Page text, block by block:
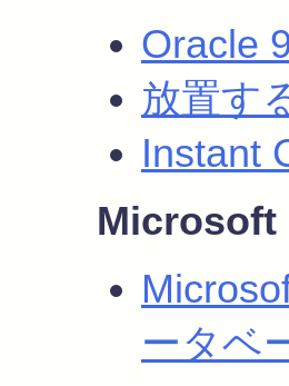
Oracle
放置す
Instant
Microsoft
ータベ